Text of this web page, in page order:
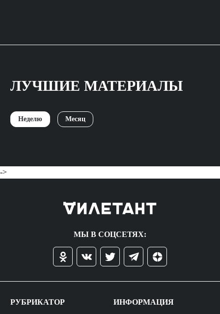
ЛУЧШИЕ МАТЕРИАЛЫ
Неделю Месяц
->
МЫ В СОЦСЕТЯХ:
РУБРИКАТОР ИНФОРМАЦИЯ